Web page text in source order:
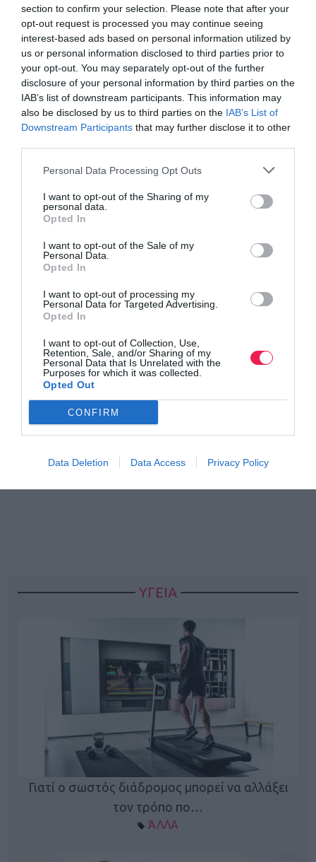
section to confirm your selection. Please note that after your
opt-out request is processed you may continue seeing
interest-based ads based on personal information utilized by
us or personal information disclosed to third parties prior to
your opt-out. You may separately opt-out of the further
disclosure of your personal information by third parties on the
IAB’s list of downstream participants. This information may
also be disclosed by us to third parties on the IAB’s List of
Downstream Participants that may further disclose it to other
Personal Data Processing Opt Outs
I want to opt-out of the Sharing of my
personal data.
Opted In
I want to opt-out of the Sale of my
Personal Data.
Opted In
I want to opt-out of processing my
Personal Data for Targeted Advertising.
Opted In
I want to opt-out of Collection, Use,
Retention, Sale, and/or Sharing of my
Personal Data that Is Unrelated with the
Purposes for which it was collected.
Opted Out
CONFIRM
Data Deletion Data Access Privacy Policy
ΥΓΕΙΑ
Γιατί ο σωστός διάδρομος μπορεί να αλλάξει
τον τρόπο πο…
ΆΛΛΑ